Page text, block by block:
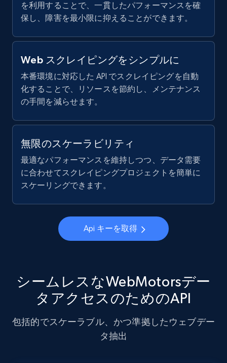
X (formerly Twitter) - Posts
ID, User posted, Name, Description, Date
posted, Photos, URL, Quoted post, and more.
10.4K+ 1.2K+ 無料トライアル
X (formerly Twitter) - Posts - Collecting
Twitter posts URLs
ID, User posted, Name, Description, Date
posted, Photos, URL, Quoted post, and more.
posts by array of profiles
ID, User posted, Name, Description, Date
posted, Photos, URL, Quoted post, and more.
10.4K+ 1.2K+ 無料トライアル
を利用することで、一貫したパフォーマンスを確
保し、障害を最小限に抑えることができます。
Web スクレイピングをシンプルに
本番環境に対応した API でスクレイピングを自動
化することで、リソースを節約し、メンテナンス
の手間を減らせます。
無限のスケーラビリティ
最適なパフォーマンスを維持しつつ、データ需要
に合わせてスクレイピングプロジェクトを簡単に
スケーリングできます。
Api キーを取得
シームレスなWebMotorsデー
タアクセスのためのAPI
包括的でスケーラブル、かつ準拠したウェブデー
タ抽出